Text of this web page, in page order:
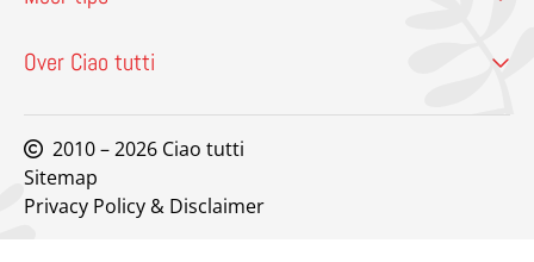
Over Ciao tutti
2010 – 2026 Ciao tutti
Sitemap
Privacy Policy & Disclaimer